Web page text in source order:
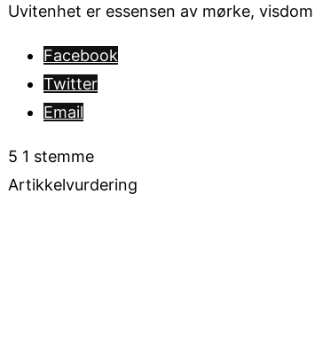
Uvitenhet er essensen av mørke,
Facebook
Twitter
Email
5 1 stemme
Artikkelvurdering